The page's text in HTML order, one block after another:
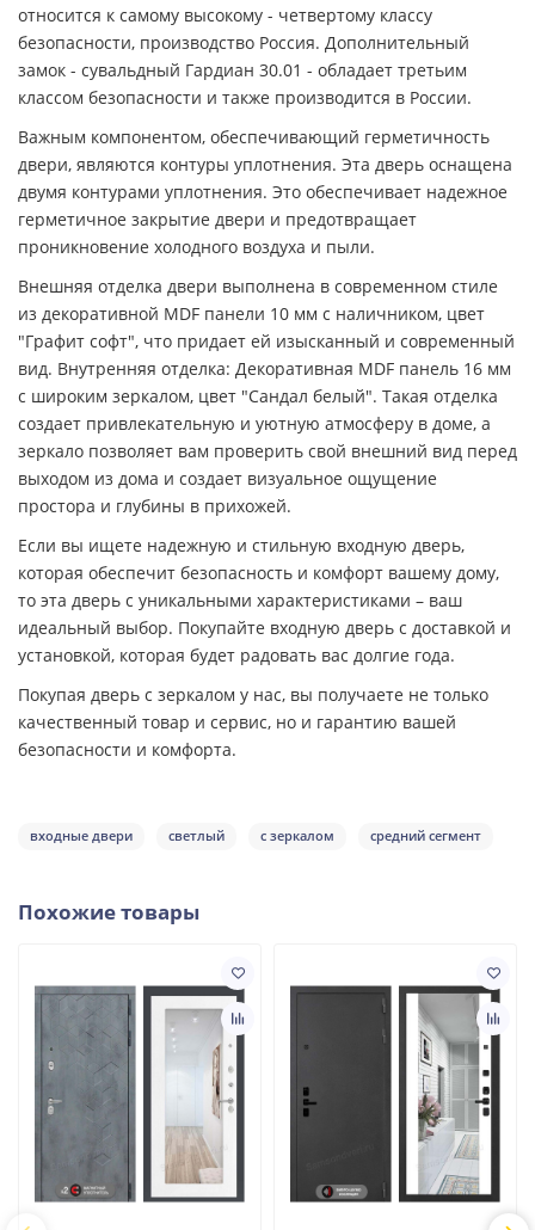
относится к самому высокому - четвертому классу
безопасности, производство Россия. Дополнительный
замок - сувальдный Гардиан 30.01 - обладает третьим
классом безопасности и также производится в России.
Важным компонентом, обеспечивающий герметичность
двери, являются контуры уплотнения. Эта дверь оснащена
двумя контурами уплотнения. Это обеспечивает надежное
герметичное закрытие двери и предотвращает
проникновение холодного воздуха и пыли.
Внешняя отделка двери выполнена в современном стиле
из декоративной MDF панели 10 мм с наличником, цвет
"Графит софт", что придает ей изысканный и современный
вид. Внутренняя отделка: Декоративная MDF панель 16 мм
с широким зеркалом, цвет "Сандал белый". Такая отделка
создает привлекательную и уютную атмосферу в доме, а
зеркало позволяет вам проверить свой внешний вид перед
выходом из дома и создает визуальное ощущение
простора и глубины в прихожей.
Если вы ищете надежную и стильную входную дверь,
которая обеспечит безопасность и комфорт вашему дому,
то эта дверь с уникальными характеристиками – ваш
идеальный выбор. Покупайте входную дверь с доставкой и
установкой, которая будет радовать вас долгие года.
Покупая дверь с зеркалом у нас, вы получаете не только
качественный товар и сервис, но и гарантию вашей
безопасности и комфорта.
входные двери светлый с зеркалом средний сегмент
Похожие товары